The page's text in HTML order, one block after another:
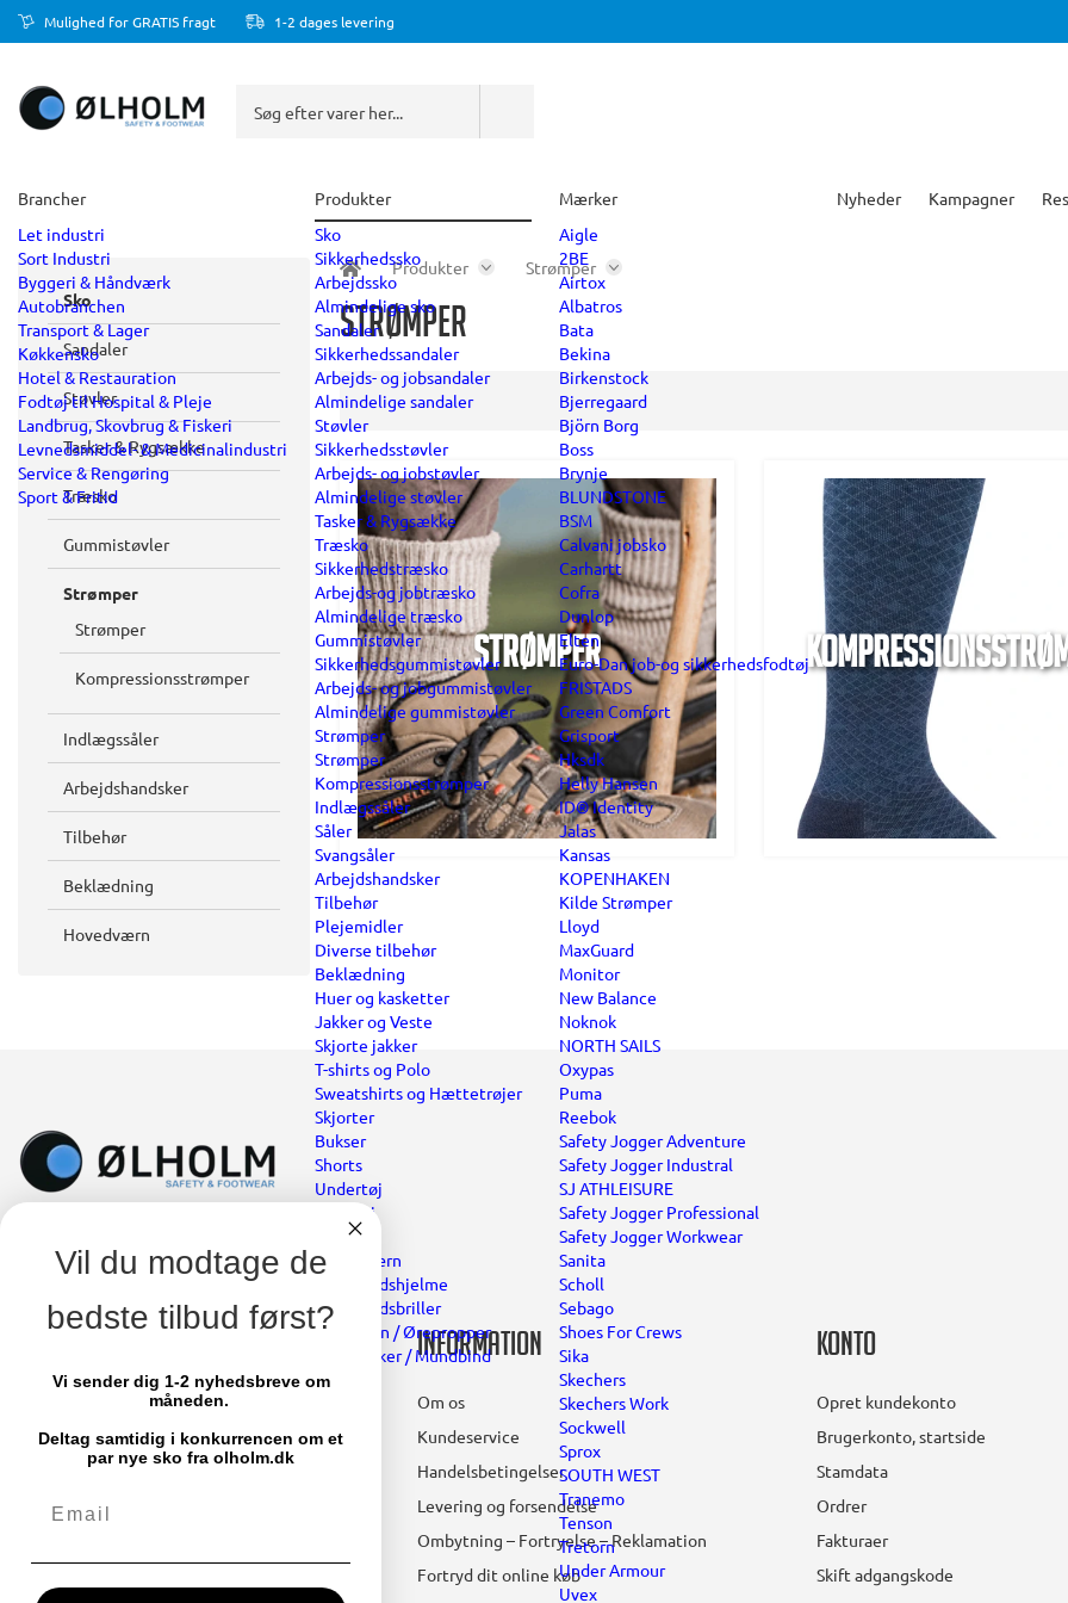
Mulighed for GRATIS fragt 1-2 dages levering
Brancher
Let industri
Sort Industri
Byggeri & Håndværk
Autobranchen
Transport & Lager
Køkkensko
Hotel & Restauration
Fodtøj til Hospital & Pleje
Landbrug, Skovbrug & Fiskeri
Levnedsmiddel- & Medicinalindustri
Service & Rengøring
Sport & Fritid
Produkter
Sko
Sikkerhedssko
Arbejdssko
Almindelige sko
Sandaler
Sikkerhedssandaler
Arbejds- og jobsandaler
Almindelige sandaler
Støvler
Sikkerhedsstøvler
Arbejds- og jobstøvler
Almindelige støvler
Tasker & Rygsække
Træsko
Sikkerhedstræsko
Arbejds-og jobtræsko
Almindelige træsko
Gummistøvler
Sikkerhedsgummistøvler
Arbejds- og jobgummistøvler
Almindelige gummistøvler
Strømper
Strømper
Kompressionsstrømper
Indlægssåler
Såler
Svangsåler
Arbejdshandsker
Tilbehør
Plejemidler
Diverse tilbehør
Beklædning
Huer og kasketter
Jakker og Veste
Skjorte jakker
T-shirts og Polo
Sweatshirts og Hættetrøjer
Skjorter
Bukser
Shorts
Undertøj
Regntøj
Bælter
Hovedværn
Sikkerhedshjelme
Sikkerhedsbriller
Høreværn / Ørepropper
Støvmasker / Mundbind
Mærker
Aigle
2BE
Airtox
Albatros
Bata
Bekina
Birkenstock
Bjerregaard
Björn Borg
Boss
Brynje
BLUNDSTONE
BSM
Calvani jobsko
Carhartt
Cofra
Dunlop
Elten
Euro-Dan job-og sikkerhedsfodtøj
FRISTADS
Green Comfort
Grisport
Hksdk
Helly Hansen
ID® Identity
Jalas
Kansas
KOPENHAKEN
Kilde Strømper
Lloyd
MaxGuard
Monitor
New Balance
Noknok
NORTH SAILS
Oxypas
Puma
Reebok
Safety Jogger Adventure
Safety Jogger Industral
SJ ATHLEISURE
Safety Jogger Professional
Safety Jogger Workwear
Sanita
Scholl
Sebago
Shoes For Crews
Sika
Skechers
Skechers Work
Sockwell
Sprox
SOUTH WEST
Tranemo
Tenson
Tretorn
Under Armour
Uvex
Nyheder Kampagner
Sko
Sandaler
Støvler
Tasker & Rygsække
Træsko
Gummistøvler
Strømper
Strømper
Kompressionsstrømper
Indlægssåler
Arbejdshandsker
Tilbehør
Beklædning
Hovedværn
Produkter Strømper
Strømper
Strømper
Lollandsvej 29
5500 Middelfart
Telefon: 64 41 11 66
Information
Om os
Kundeservice
Handelsbetingelser
Levering og forsendelse
Ombytning – Fortryelse – Reklamation
Fortryd dit online køb
Konto
Opret kundekonto
Brugerkonto, startside
Stamdata
Ordrer
Fakturaer
Skift adgangskode
Vil du modtage de
bedste tilbud først?
Vi sender dig 1-2 nyhedsbreve om
måneden.
Deltag samtidig i konkurrencen om et
par nye sko fra olholm.dk